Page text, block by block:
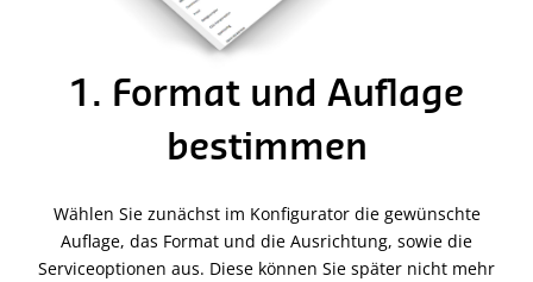
1. Format und Auflage
bestimmen
Wählen Sie zunächst im Konfigurator die gewünschte
Auflage, das Format und die Ausrichtung, sowie die
Serviceoptionen aus. Diese können Sie später nicht mehr